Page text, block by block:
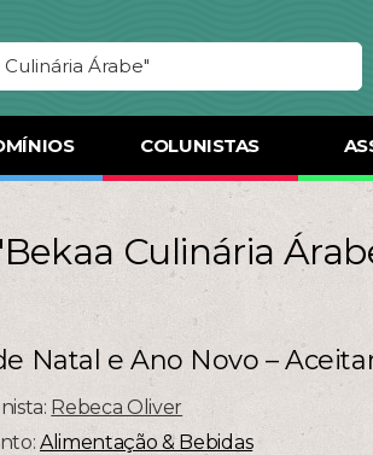
COLUNISTAS
Culinária
Natal e Ano Novo –
Rebeca Oliver
Alimentação & Bebidas